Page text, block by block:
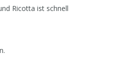
Ricotta ist schnell